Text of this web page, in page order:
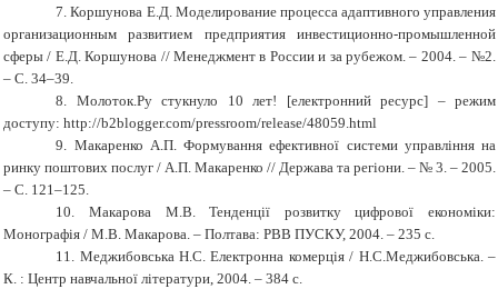
7. Коршунова Е.Д. Моделирование процесса адаптивного управления
организационным развитием предприятия инвестиционно-промышленной
сферы / Е.Д. Коршунова // Менеджмент в России и за рубежом. – 2004. – №2.
– С. 34–39.
8. Молоток.Ру стукнуло 10 лет! [електронний ресурс] – режим
доступу: http://b2blogger.com/pressroom/release/48059.html
9. Макаренко А.П. Формування ефективної системи управління на
ринку поштових послуг / А.П. Макаренко // Держава та регіони. – № 3. – 2005.
– С. 121–125.
10. Макарова М.В. Тенденції розвитку цифрової економіки:
Монографія / М.В. Макарова. – Полтава: РВВ ПУСКУ, 2004. – 235 с.
11. Меджибовська Н.С. Електронна комерція / Н.С.Меджибовська. –
К. : Центр навчальної літератури, 2004. – 384 с.